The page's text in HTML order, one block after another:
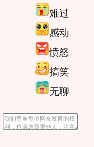
难过
感动
愤怒
搞笑
无聊